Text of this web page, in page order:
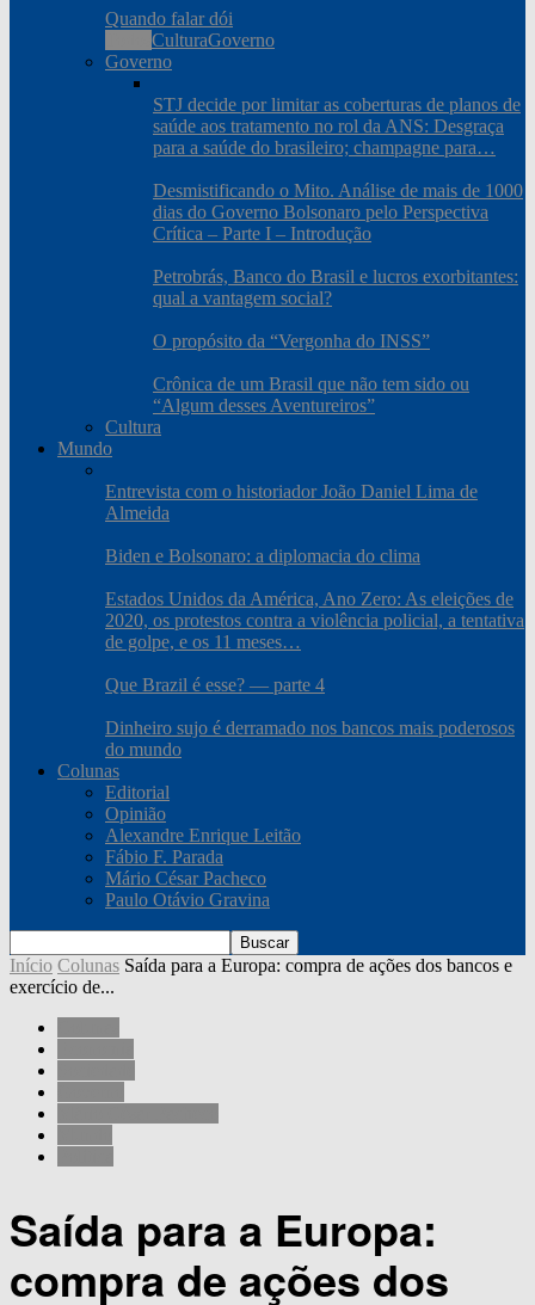
Quando falar dói
CulturaGoverno
Governo
STJ decide por limitar as coberturas de planos de
saúde aos tratamento no rol da ANS: Desgraça
para a saúde do brasileiro; champagne para…
Desmistificando o Mito. Análise de mais de 1000
dias do Governo Bolsonaro pelo Perspectiva
Crítica – Parte I – Introdução
Petrobrás, Banco do Brasil e lucros exorbitantes:
qual a vantagem social?
O propósito da “Vergonha do INSS”
Crônica de um Brasil que não tem sido ou
“Algum desses Aventureiros”
Cultura
Mundo
Entrevista com o historiador João Daniel Lima de
Almeida
Biden e Bolsonaro: a diplomacia do clima
Estados Unidos da América, Ano Zero: As eleições de
2020, os protestos contra a violência policial, a tentativa
de golpe, e os 11 meses…
Que Brazil é esse? — parte 4
Dinheiro sujo é derramado nos bancos mais poderosos
do mundo
Colunas
Editorial
Opinião
Alexandre Enrique Leitão
Fábio F. Parada
Mário César Pacheco
Paulo Otávio Gravina
Início Colunas Saída para a Europa: compra de ações dos bancos e
exercício de...
Saída para a Europa:
compra de ações dos